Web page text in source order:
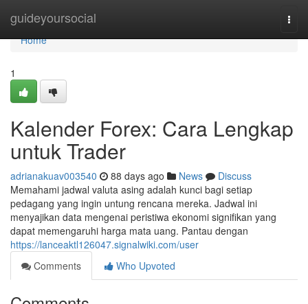
guideyoursocial
Home
Home
1
Kalender Forex: Cara Lengkap
untuk Trader
adrianakuav003540 88 days ago News
Discuss
Memahami jadwal valuta asing adalah kunci bagi setiap
pedagang yang ingin untung rencana mereka. Jadwal ini
menyajikan data mengenai peristiwa ekonomi signifikan yang
dapat memengaruhi harga mata uang. Pantau dengan
https://lanceaktl126047.signalwiki.com/user
Comments
Who Upvoted